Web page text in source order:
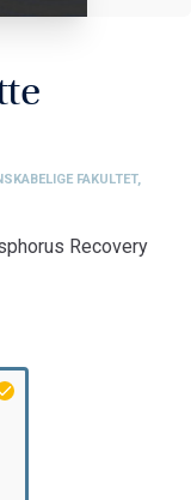
FAKULTET,
Recovery
Fakultet